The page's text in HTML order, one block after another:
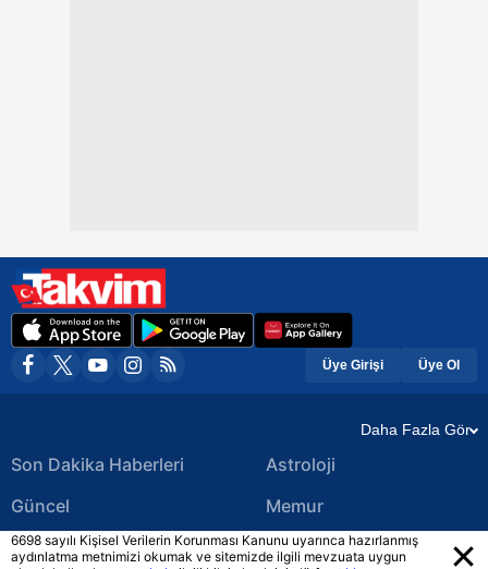
Üye Girişi Üye Ol
Daha Fazla Gör
Son Dakika Haberleri
Güncel
Ekonomi Haberleri
Astroloji
Memur
Yerel Haberler
6698 sayılı Kişisel Verilerin Korunması Kanunu uyarınca hazırlanmış
aydınlatma metnimizi okumak ve sitemizde ilgili mevzuata uygun